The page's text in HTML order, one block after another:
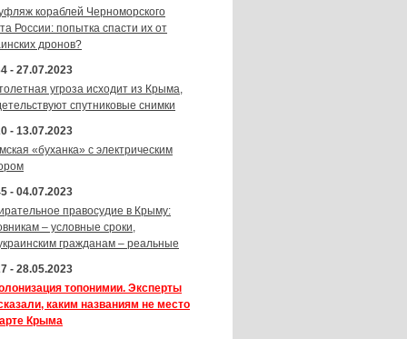
кораблей Черноморского
России: попытка спасти их от
дронов?
- 27.07.2023
угроза исходит из Крыма,
спутниковые снимки
- 13.07.2023
«буханка» с электрическим
- 04.07.2023
правосудие в Крыму:
– условные сроки,
гражданам – реальные
- 28.05.2023
топонимии. Эксперты
каким названиям не место
Крыма